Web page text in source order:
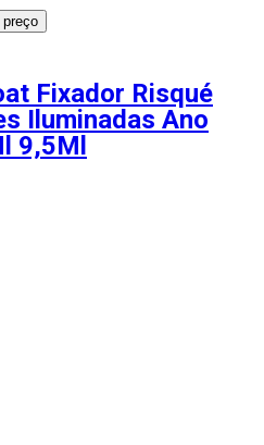
preço
Fixador Risqué
Iluminadas Ano
9,5Ml